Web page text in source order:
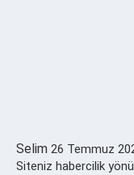
Selim 26 Temmuz
Siteniz habercilik